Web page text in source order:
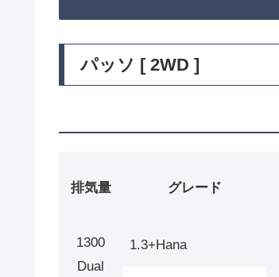
パッソ [ 2WD ]
排気量 グレード
1300
Dual
1.3+Hana